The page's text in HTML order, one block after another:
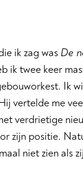
ik zag was De
ik twee keer
Ik
vertelde me
verdrietige
zijn positie.
niet zien als